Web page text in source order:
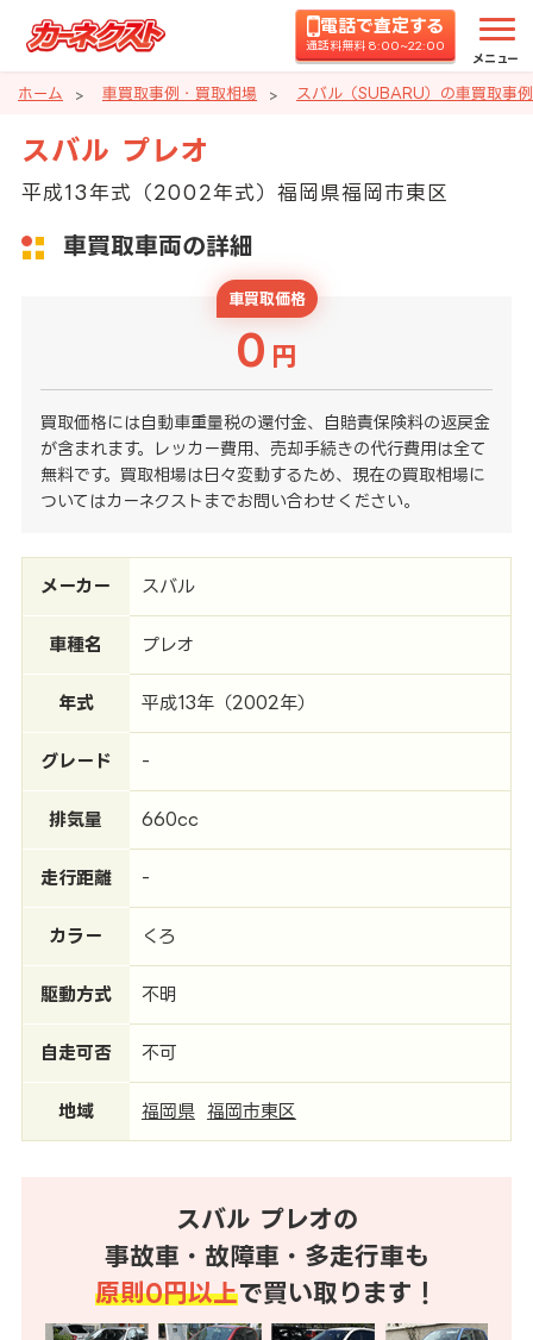
電話で査定する
通話料無料 8:00~22:00
メニュー
ホーム 車買取事例・買取相場 スバル（SUBARU）の車買取事
スバル プレオ
平成13年式（2002年式）福岡県福岡市東区
車買取車両の詳細
車買取価格
0 円
買取価格には自動車重量税の還付金、自賠責保険料の返戻金
が含まれます。レッカー費用、売却手続きの代行費用は全て
無料です。買取相場は日々変動するため、現在の買取相場に
ついてはカーネクストまでお問い合わせください。
メーカー スバル
車種名 プレオ
年式 平成13年（2002年）
グレード -
排気量 660cc
走行距離 -
カラー くろ
駆動方式 不明
自走可否 不可
地域 福岡県 福岡市東区
スバル プレオの
事故車・故障車・多走行車も
原則0円以上で買い取ります！